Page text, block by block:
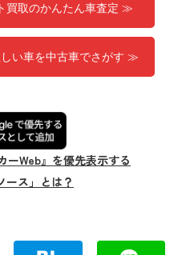
買取のかんたん車査定 ≫
い車を中古車でさがす ≫
ーWeb』を優先表示する
ース」とは？